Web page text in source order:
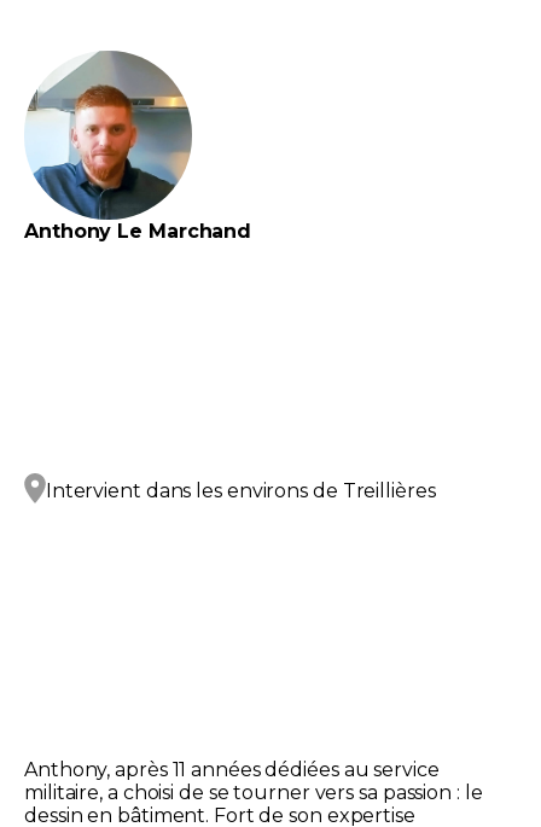
Anthony Le Marchand
Intervient dans les environs de Treillières
Anthony, après 11 années dédiées au service
militaire, a choisi de se tourner vers sa passion : le
dessin en bâtiment. Fort de son expertise